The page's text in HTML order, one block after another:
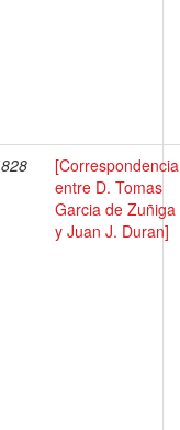
[Correspondencia
entre D. Tomas
Garcia de Zuñiga
y Juan J. Duran]